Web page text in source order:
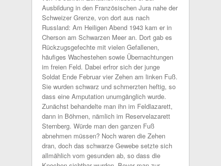
Ausbildung in den Französischen Jura nahe der
Schweizer Grenze, von dort aus nach
Russland: Am Heiligen Abend 1943 kam er in
Cherson am Schwarzen Meer an. Dort gab es
Rückzugsgefechte mit vielen Gefallenen,
häufiges Wachestehen sowie Übernachtungen
im freien Feld. Dabei erfror sich der junge
Soldat Ende Februar vier Zehen am linken Fuß.
Sie wurden schwarz und schmerzten heftig, so
dass eine Amputation unumgänglich wurde.
Zunächst behandelte man ihn im Feldlazarett,
dann in Böhmen, nämlich im Reservelazarett
Sternberg. Würde man den ganzen Fuß
abnehmen müssen? Noch waren die Zehen
dran, doch das schwarze Gewebe setzte sich
allmählich vom gesunden ab, so dass die